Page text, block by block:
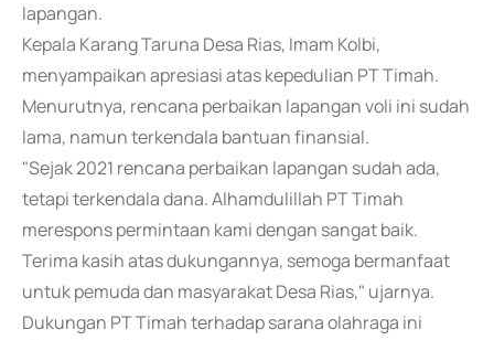
lapangan.
Kepala Karang Taruna Desa Rias, Imam Kolbi,
menyampaikan apresiasi atas kepedulian PT Timah.
Menurutnya, rencana perbaikan lapangan voli ini sudah
lama, namun terkendala bantuan finansial.
"Sejak 2021 rencana perbaikan lapangan sudah ada,
tetapi terkendala dana. Alhamdulillah PT Timah
merespons permintaan kami dengan sangat baik.
Terima kasih atas dukungannya, semoga bermanfaat
untuk pemuda dan masyarakat Desa Rias," ujarnya.
Dukungan PT Timah terhadap sarana olahraga ini